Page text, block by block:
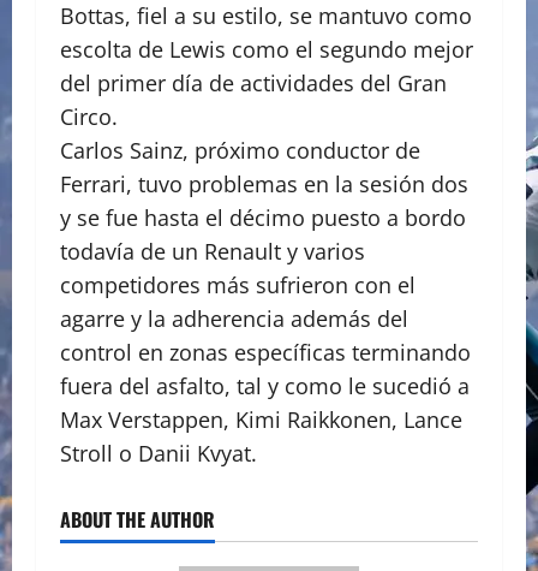
Bottas, fiel a su estilo, se mantuvo como
escolta de Lewis como el segundo mejor
del primer día de actividades del Gran
Circo.
Carlos Sainz, próximo conductor de
Ferrari, tuvo problemas en la sesión dos
y se fue hasta el décimo puesto a bordo
todavía de un Renault y varios
competidores más sufrieron con el
agarre y la adherencia además del
control en zonas específicas terminando
fuera del asfalto, tal y como le sucedió a
Max Verstappen, Kimi Raikkonen, Lance
Stroll o Danii Kvyat.
ABOUT THE AUTHOR